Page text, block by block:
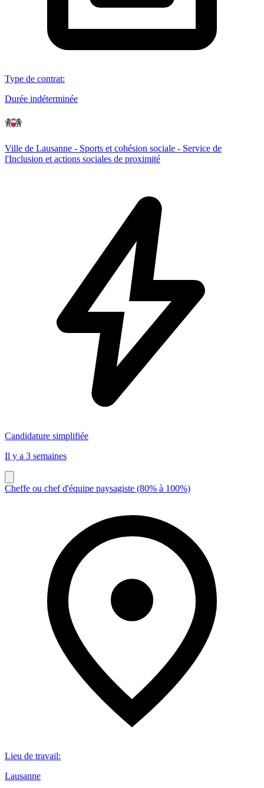
Type de contrat:
Durée indéterminée
Ville de Lausanne - Sports et cohésion sociale - Service de
l'Inclusion et actions sociales de proximité
Candidature simplifiée
Il y a 3 semaines
Cheffe ou chef d'équipe paysagiste (80% à 100%)
Lieu de travail:
Lausanne